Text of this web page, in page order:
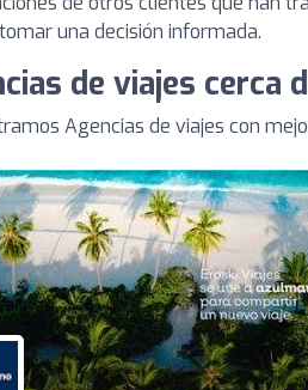
una decisión informada.
de viajes cerca
Agencias de viajes con